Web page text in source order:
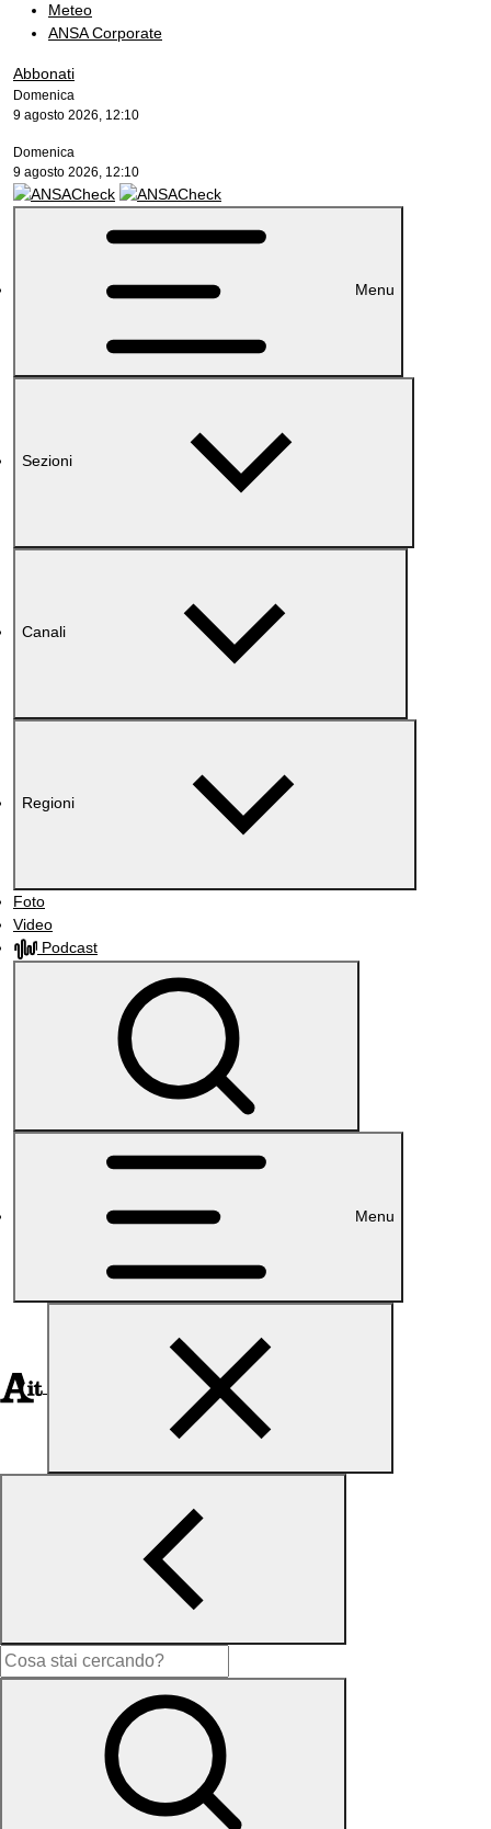
Meteo
ANSA Corporate
Abbonati
Domenica
9 agosto 2026, 12:10
Domenica
9 agosto 2026, 12:10
Menu
Sezioni
Canali
Regioni
Foto
Video
Podcast
Menu